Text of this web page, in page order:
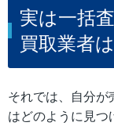
実は一括
買取業者
それでは、自分が
はどのように見つ